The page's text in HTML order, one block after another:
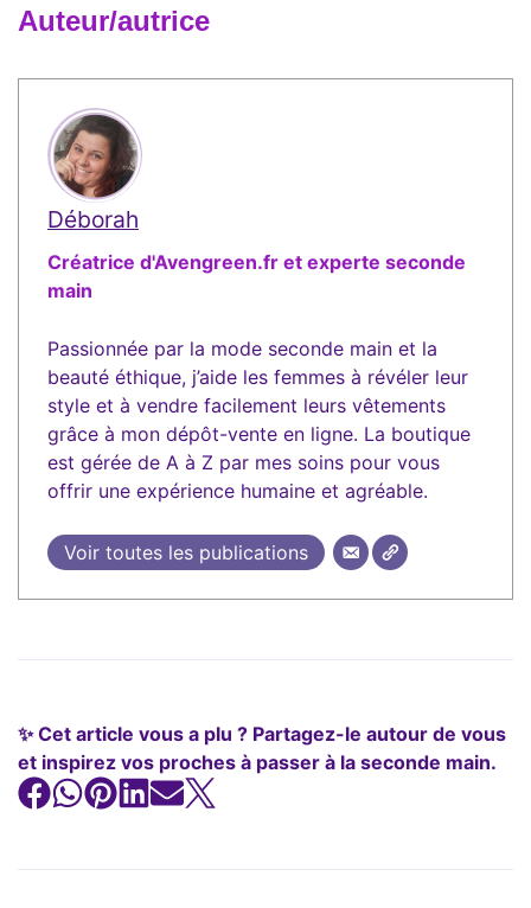
Auteur/autrice
Déborah
Créatrice d'Avengreen.fr et experte seconde
main
Passionnée par la mode seconde main et la
beauté éthique, j’aide les femmes à révéler leur
style et à vendre facilement leurs vêtements
grâce à mon dépôt-vente en ligne. La boutique
est gérée de A à Z par mes soins pour vous
offrir une expérience humaine et agréable.
Voir toutes les publications
✨ Cet article vous a plu ? Partagez-le autour de vous
et inspirez vos proches à passer à la seconde main.